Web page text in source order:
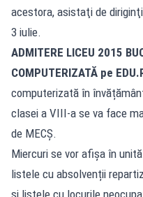
acestora, asistaţi de
3 iulie.
ADMITERE LICEU 2015
COMPUTERIZATĂ pe
computerizată în
clasei a VIII-a se va face
de MECȘ.
Miercuri se vor afișa în
listele cu absolvenții